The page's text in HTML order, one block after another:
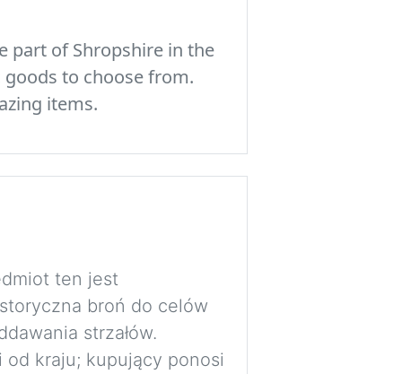
part of Shropshire in the
to choose from.
items.
ten jest
broń do celów
strzałów.
kraju; kupujący ponosi